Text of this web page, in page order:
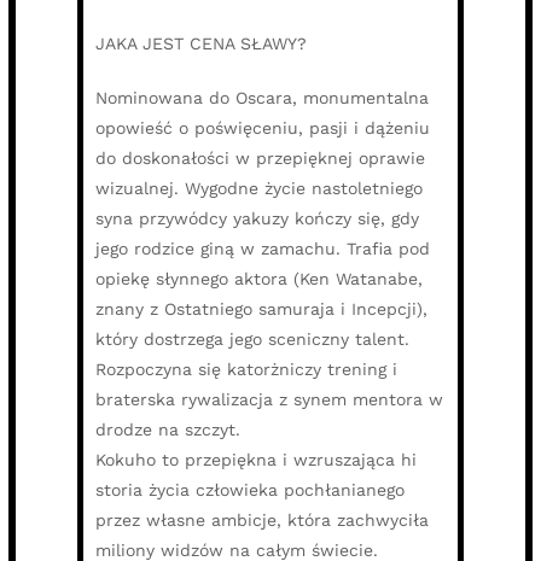
JAKA JEST CENA SŁAWY?
Nominowana do Oscara, monumentalna
opowieść o poświęceniu, pasji i dążeniu
do doskonałości w przepięknej oprawie
wizualnej. Wygodne życie nastoletniego
syna przywódcy yakuzy kończy się, gdy
jego rodzice giną w zamachu. Trafia pod
opiekę słynnego aktora (Ken Watanabe,
znany z Ostatniego samuraja i Incepcji),
który dostrzega jego sceniczny talent.
Rozpoczyna się katorżniczy trening i
braterska rywalizacja z synem mentora w
drodze na szczyt.
Kokuho to przepiękna i wzruszająca hi
storia życia człowieka pochłanianego
przez własne ambicje, która zachwyciła
miliony widzów na całym świecie.